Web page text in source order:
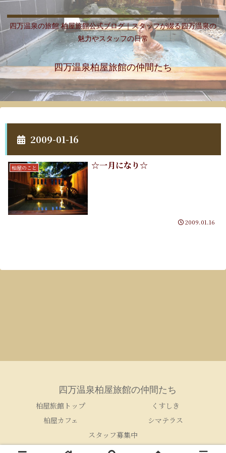
四万温泉の旅館 柏屋旅館公式ブログ｜スタッフが綴る四万温泉の
魅力やスタッフの日常
四万温泉柏屋旅館の仲間たち
2009-01-16
柏屋のこと ☆一月になり☆
2009.01.16
四万温泉柏屋旅館の仲間たち
柏屋旅館トップ
くすしき
柏屋カフェ
シマテラス
スタッフ募集中